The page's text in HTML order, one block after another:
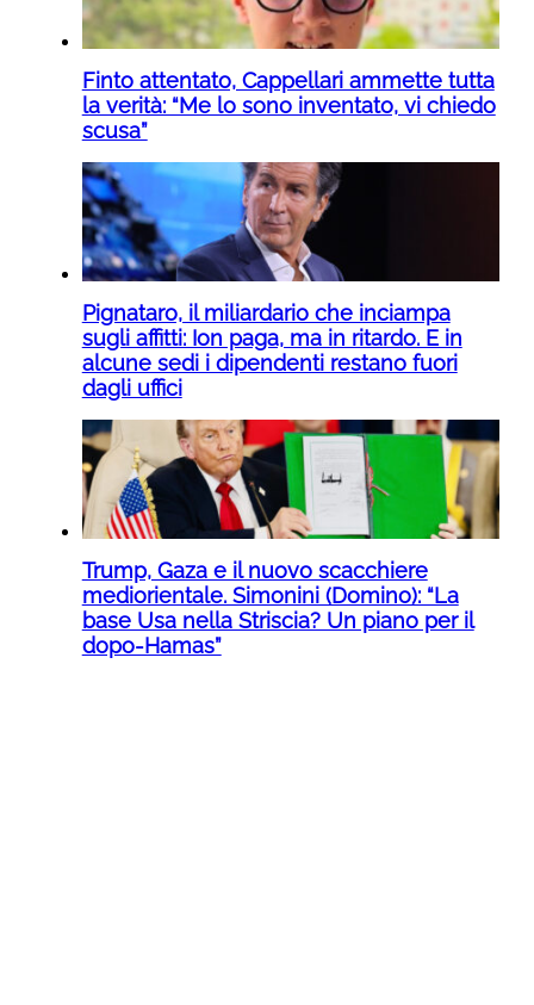
Finto attentato, Cappellari ammette tutta
la verità: “Me lo sono inventato, vi chiedo
scusa”
Pignataro, il miliardario che inciampa
sugli affitti: Ion paga, ma in ritardo. E in
alcune sedi i dipendenti restano fuori
dagli uffici
Trump, Gaza e il nuovo scacchiere
mediorientale. Simonini (Domino): “La
base Usa nella Striscia? Un piano per il
dopo-Hamas”